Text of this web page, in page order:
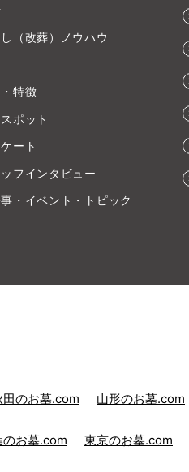
（改葬）ノウハウ
特徴
ポット
ート
フインタビュー
・イベント・トピック
田のお墓.com 山形のお墓.com
のお墓.com 東京のお墓.com